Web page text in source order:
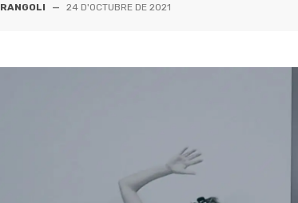
RANGOLI — 24 D'OCTUBRE DE 2021